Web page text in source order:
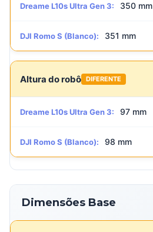
Dreame L10s Ultra Gen 3: 350 mm
DJI Romo S (Blanco): 351 mm
Altura do robô DIFERENTE
Dreame L10s Ultra Gen 3: 97 mm
DJI Romo S (Blanco): 98 mm
Dimensões Base